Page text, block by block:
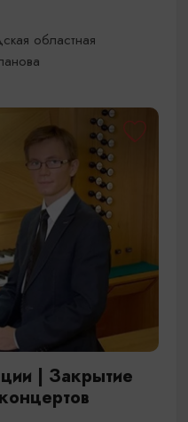
областная
| Закрытие